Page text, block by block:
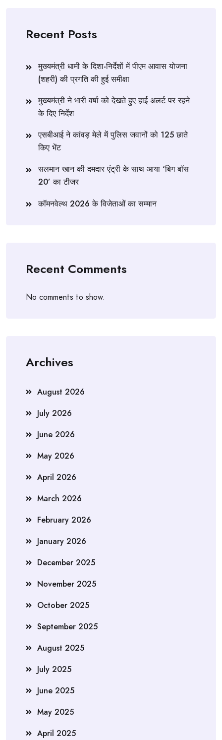
Recent Posts
मुख्यमंत्री धामी के दिशा-निर्देशों में पीएम आवास योजना
(शहरी) की प्रगति की हुई समीक्षा
मुख्यमंत्री ने भारी वर्षा को देखते हुए हाई अलर्ट पर रहने
के दिए निर्देश
एसबीआई ने कांवड़ मेले में पुलिस जवानों को 125 छाते
किए भेंट
सलमान खान की दमदार एंट्री के साथ आया ‘बिग बॉस
20’ का टीजर
कॉमनवेल्थ 2026 के विजेताओं का सम्मान
Recent Comments
No comments to show.
Archives
August 2026
July 2026
June 2026
May 2026
April 2026
March 2026
February 2026
January 2026
December 2025
November 2025
October 2025
September 2025
August 2025
July 2025
June 2025
May 2025
April 2025